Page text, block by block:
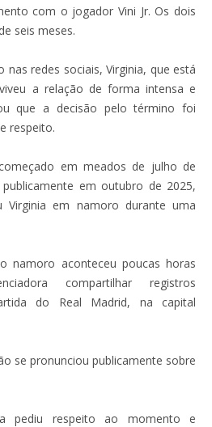
com o jogador Vini Jr. Os dois
seis meses.
nas redes sociais, Virginia, que está
a relação de forma intensa e
que a decisão pelo término foi
respeito.
em meados de julho de
em outubro de 2025,
Virginia em namoro durante uma
namoro aconteceu poucas horas
compartilhar registros
do Real Madrid, na capital
se pronunciou publicamente sobre
pediu respeito ao momento e